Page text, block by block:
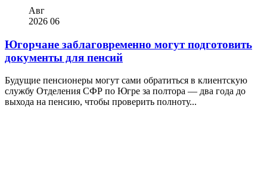
Авг
2026 06
Югорчане заблаговременно могут подготовить
документы для пенсий
Будущие пенсионеры могут сами обратиться в клиентскую
службу Отделения СФР по Югре за полтора — два года до
выхода на пенсию, чтобы проверить полноту...